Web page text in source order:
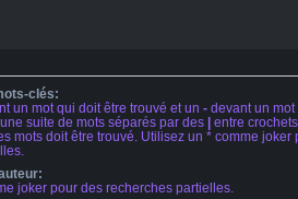
clés:
un mot qui doit être trouvé et un - devant un mot
suite de mots séparés par des | entre
mots doit être trouvé. Utilisez un * comme joker
joker pour des recherches partielles.